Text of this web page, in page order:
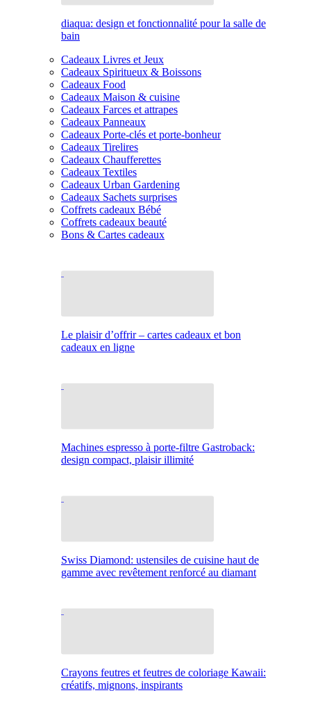
diaqua: design et fonctionnalité pour la salle de
bain
Cadeaux Livres et Jeux
Cadeaux Spiritueux & Boissons
Cadeaux Food
Cadeaux Maison & cuisine
Cadeaux Farces et attrapes
Cadeaux Panneaux
Cadeaux Porte-clés et porte-bonheur
Cadeaux Tirelires
Cadeaux Chaufferettes
Cadeaux Textiles
Cadeaux Urban Gardening
Cadeaux Sachets surprises
Coffrets cadeaux Bébé
Coffrets cadeaux beauté
Bons & Cartes cadeaux
Le plaisir d’offrir – cartes cadeaux et bon
cadeaux en ligne
Machines espresso à porte-filtre Gastroback:
design compact, plaisir illimité
Swiss Diamond: ustensiles de cuisine haut de
gamme avec revêtement renforcé au diamant
Crayons feutres et feutres de coloriage Kawaii:
créatifs, mignons, inspirants